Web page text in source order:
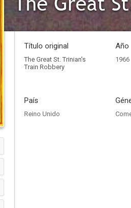
Título original
The Great St. Trinian's
Train Robbery
Año
1966
País
Reino Unido